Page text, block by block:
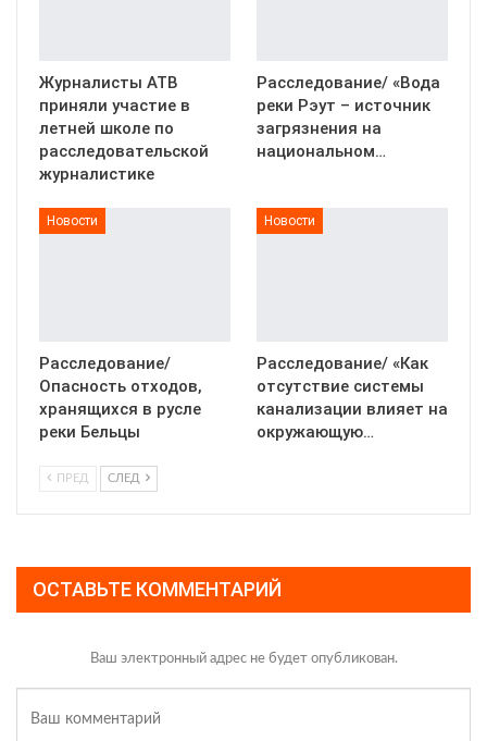
Журналисты АТВ
приняли участие в
летней школе по
расследовательской
журналистике
Расследование/ «Вода
реки Рэут – источник
загрязнения на
национальном…
Новости
Расследование/
Опасность отходов,
хранящихся в русле
реки Бельцы
Новости
Расследование/ «Как
отсутствие системы
канализации влияет на
окружающую…
ПРЕД СЛЕД
ОСТАВЬТЕ КОММЕНТАРИЙ
Ваш электронный адрес не будет опубликован.